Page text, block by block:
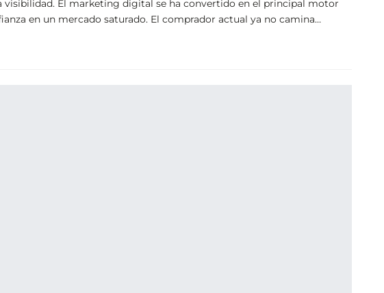
visibilidad. El marketing digital se ha convertido en el principal motor
en un mercado saturado. El comprador actual ya no camina…